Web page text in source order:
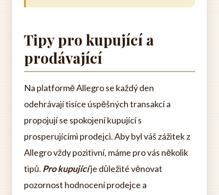
Tipy pro kupující a
prodávající
Na platformě Allegro se každý den
odehrávají tisíce úspěšných transakcí a
propojují se spokojení kupující s
prosperujícími prodejci. Aby byl váš zážitek z
Allegro vždy pozitivní, máme pro vás několik
tipů. Pro kupujícíje důležité věnovat
pozornost hodnocení prodejce a